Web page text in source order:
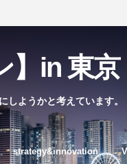
】in 東京
ようかと考えています。
strategy&innovation